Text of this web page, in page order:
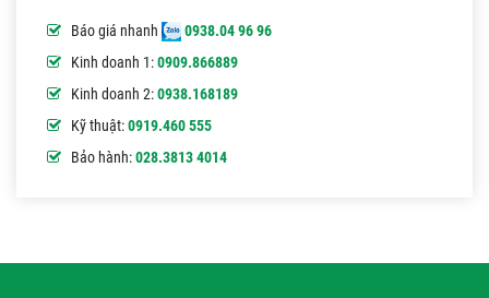
Báo giá nhanh
0938.04 96 96
Kinh doanh 1:0909.866889
Kinh doanh 2:0938.168189
Kỹ thuật:0919.460 555
Bảo hành:028.3813 4014